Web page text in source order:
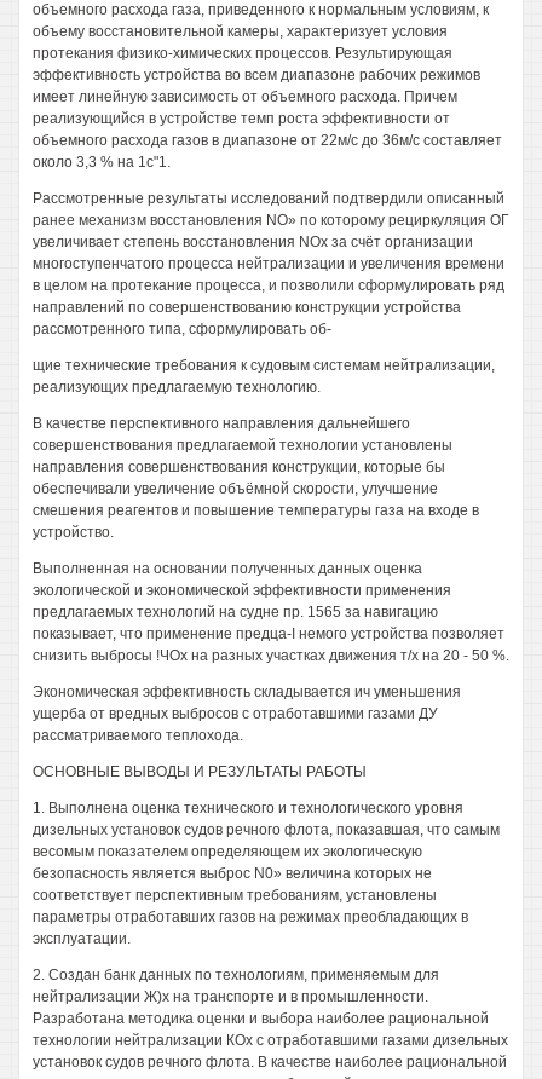
объемного расхода газа, приведенного к нормальным условиям, к
объему восстановительной камеры, характеризует условия
протекания физико-химических процессов. Результирующая
эффективность устройства во всем диапазоне рабочих режимов
имеет линейную зависимость от объемного расхода. Причем
реализующийся в устройстве темп роста эффективности от
объемного расхода газов в диапазоне от 22м/с до 36м/с составляет
около 3,3 % на 1с"1.
Рассмотренные результаты исследований подтвердили описанный
ранее механизм восстановления NO» по которому рециркуляция ОГ
увеличивает степень восстановления NOx за счёт организации
многоступенчатого процесса нейтрализации и увеличения времени
в целом на протекание процесса, и позволили сформулировать ряд
направлений по совершенствованию конструкции устройства
рассмотренного типа, сформулировать об-
щие технические требования к судовым системам нейтрализации,
реализующих предлагаемую технологию.
В качестве перспективного направления дальнейшего
совершенствования предлагаемой технологии установлены
направления совершенствования конструкции, которые бы
обеспечивали увеличение объёмной скорости, улучшение
смешения реагентов и повышение температуры газа на входе в
устройство.
Выполненная на основании полученных данных оценка
экологической и экономической эффективности применения
предлагаемых технологий на судне пр. 1565 за навигацию
показывает, что применение предца-I немого устройства позволяет
снизить выбросы !ЧОх на разных участках движения т/х на 20 - 50 %.
Экономическая эффективность складывается ич уменьшения
ущерба от вредных выбросов с отработавшими газами ДУ
рассматриваемого теплохода.
ОСНОВНЫЕ ВЫВОДЫ И РЕЗУЛЬТАТЫ РАБОТЫ
1. Выполнена оценка технического и технологического уровня
дизельных установок судов речного флота, показавшая, что самым
весомым показателем определяющем их экологическую
безопасность является выброс N0» величина которых не
соответствует перспективным требованиям, установлены
параметры отработавших газов на режимах преобладающих в
эксплуатации.
2. Создан банк данных по технологиям, применяемым для
нейтрализации Ж)х на транспорте и в промышленности.
Разработана методика оценки и выбора наиболее рациональной
технологии нейтрализации КОх с отработавшими газами дизельных
установок судов речного флота. В качестве наиболее рациональной